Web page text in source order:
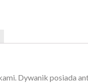
Dywanik posiada